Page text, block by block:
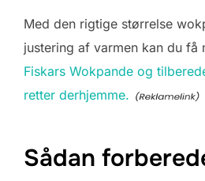
Med den rigtige størrelse
justering af varmen kan du få
Fiskars Wokpande og
retter derhjemme.
Sådan